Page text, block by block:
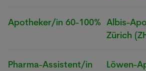
Apotheker/in 60-100% Albis-
Zürich
Pharma-Assistent/in
Löwen-